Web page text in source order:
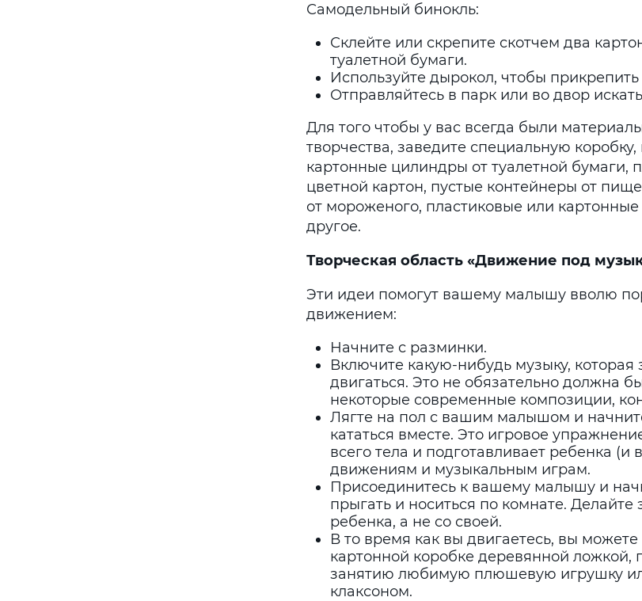
Самодельный бинокль:
Склейте или скрепите скотчем два
туалетной бумаги.
Используйте дырокол, чтобы
Отправляйтесь в парк или во двор
Для того чтобы у вас всегда были
творчества, заведите специальную
картонные цилиндры от туалетной бумаги,
цветной картон, пустые контейнеры от
от мороженого, пластиковые или
другое.
Творческая область «Движение под
Эти идеи помогут вашему малышу вволю
движением:
Начните с разминки.
Включите какую-нибудь музыку, которая
двигаться. Это не обязательно должна
некоторые современные композиции,
Лягте на пол с вашим малышом и
кататься вместе. Это игровое
всего тела и подготавливает ребенка
движениям и музыкальным играм.
Присоединитесь к вашему малышу и
прыгать и носиться по комнате. Делайте
ребенка, а не со своей.
В то время как вы двигаетесь, вы
картонной коробке деревянной ложкой,
занятию любимую плюшевую игрушку
клаксоном.